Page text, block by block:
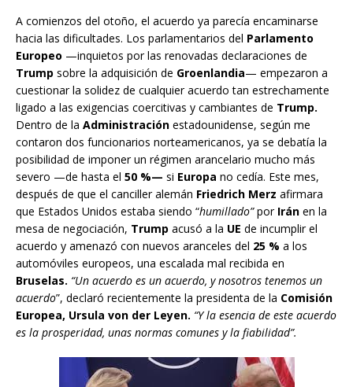
A comienzos del otoño, el acuerdo ya parecía encaminarse
hacia las dificultades. Los parlamentarios del Parlamento
Europeo —inquietos por las renovadas declaraciones de
Trump sobre la adquisición de Groenlandia— empezaron a
cuestionar la solidez de cualquier acuerdo tan estrechamente
ligado a las exigencias coercitivas y cambiantes de Trump.
Dentro de la Administración estadounidense, según me
contaron dos funcionarios norteamericanos, ya se debatía la
posibilidad de imponer un régimen arancelario mucho más
severo —de hasta el 50 %— si Europa no cedía. Este mes,
después de que el canciller alemán Friedrich Merz afirmara
que Estados Unidos estaba siendo “humillado”porIrán en la
mesa de negociación, Trump acusó a la UE de incumplir el
acuerdo y amenazó con nuevos aranceles del 25 % a los
automóviles europeos, una escalada mal recibida en
Bruselas. “Un acuerdo es un acuerdo, y nosotros tenemos un
acuerdo”, declaró recientemente la presidenta de la Comisión
Europea, Ursula von der Leyen. “Y la esencia de este acuerdo
es la prosperidad, unas normas comunes y la fiabilidad”.